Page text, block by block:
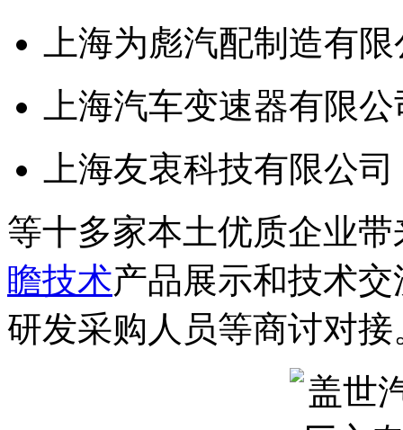
上海为彪汽配制造有
上海汽车变速器有限
上海友衷科技有限公司
等十多家本土优质企业
瞻技术产品展示和技术
研发采购人员等商讨对接